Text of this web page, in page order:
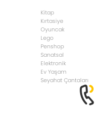
Kitap
Kırtasiye
Oyuncak
Lego
Penshop
Sanatsal
Elektronik
Ev Yaşam
Seyahat Çantaları